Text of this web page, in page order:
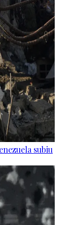
subiu